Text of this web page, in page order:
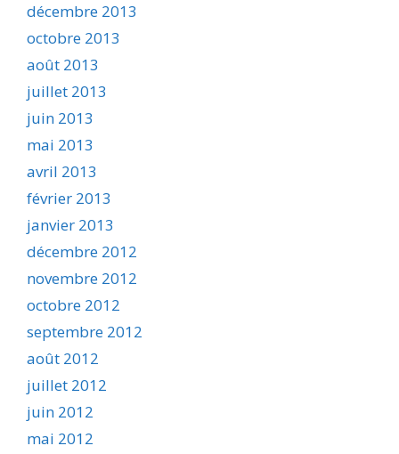
décembre 2013
octobre 2013
août 2013
juillet 2013
juin 2013
mai 2013
avril 2013
février 2013
janvier 2013
décembre 2012
novembre 2012
octobre 2012
septembre 2012
août 2012
juillet 2012
juin 2012
mai 2012